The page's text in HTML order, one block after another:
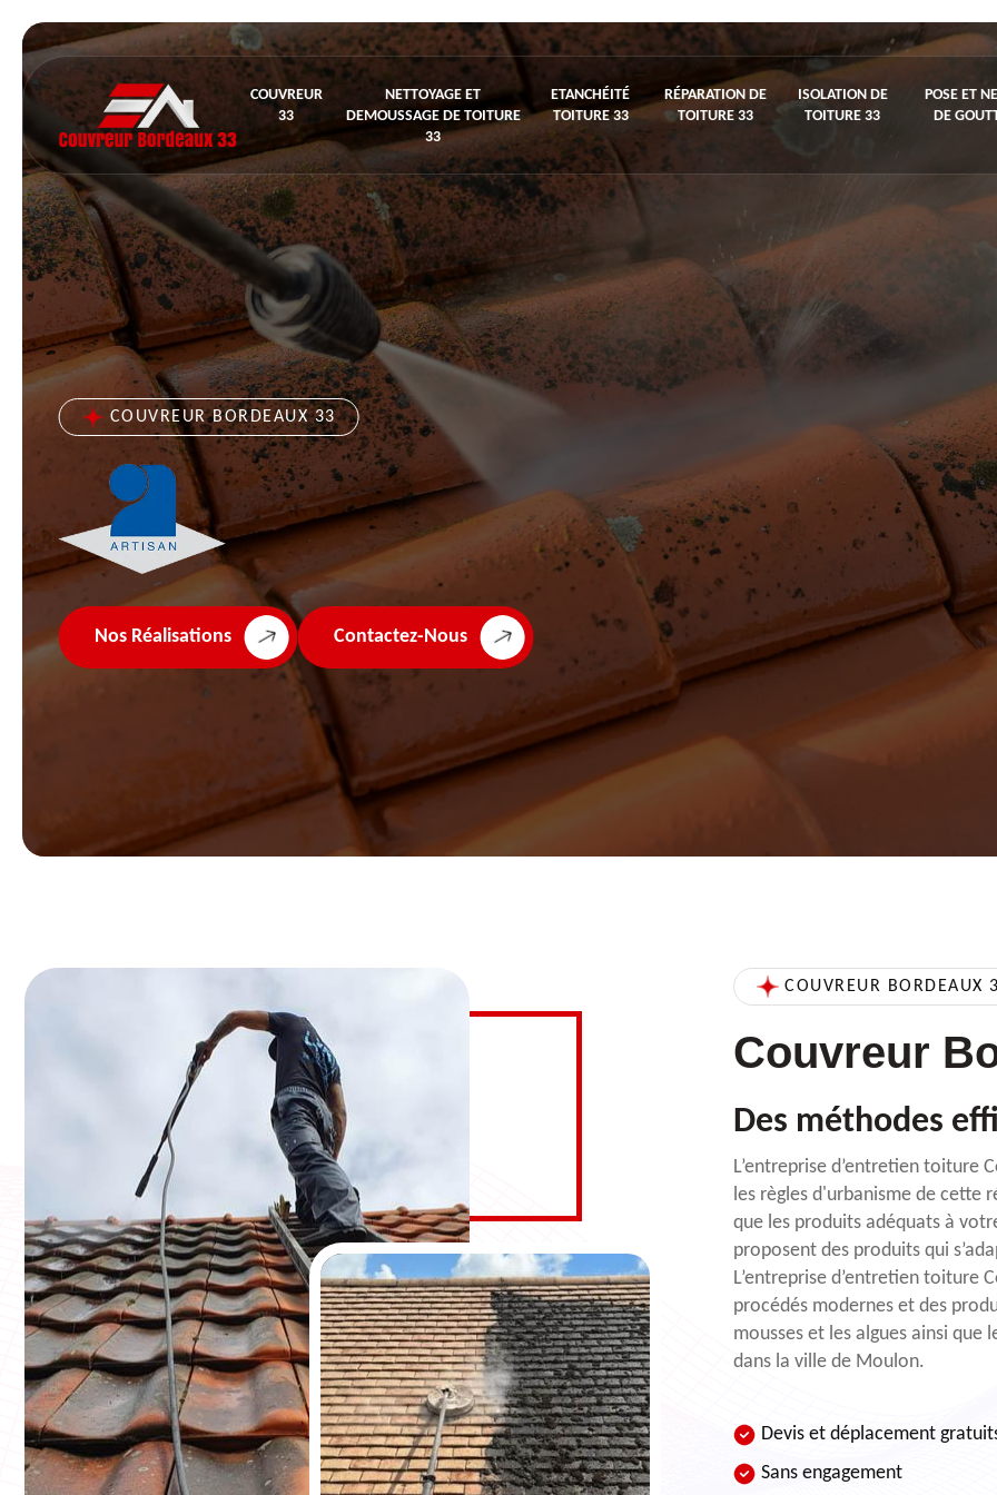
COUVREUR
33
NETTOYAGE ET
DEMOUSSAGE DE TOITURE
33
ETANCHÉITÉ
TOITURE 33
RÉPARATION DE
TOITURE 33
ISOLATION DE
TOITURE 33
POSE ET
DE
COUVREUR BORDEAUX 33
Nos Réalisations Contactez-Nous
COUVREUR BORDEAUX
Couvreur
Des méthodes
L’entreprise d’entretien toiture
les règles d'urbanisme de cette
que les produits adéquats à
proposent des produits qui
L’entreprise d’entretien toiture
procédés modernes et des
mousses et les algues ainsi
dans la ville de Moulon.
Devis et déplacement
Sans engagement